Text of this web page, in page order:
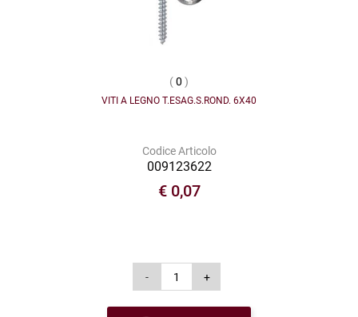
(0 )
VITI A LEGNO T.ESAG.S.ROND. 6X40
Codice Articolo
009123622
€ 0,07